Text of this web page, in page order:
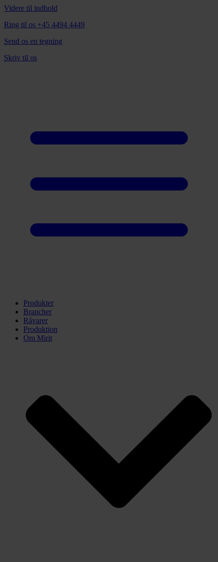
Videre til indhold
Ring til os +45 4494 4449
Send os en tegning
Skriv til os
Produkter
Brancher
Råvarer
Produktion
Om Mirit